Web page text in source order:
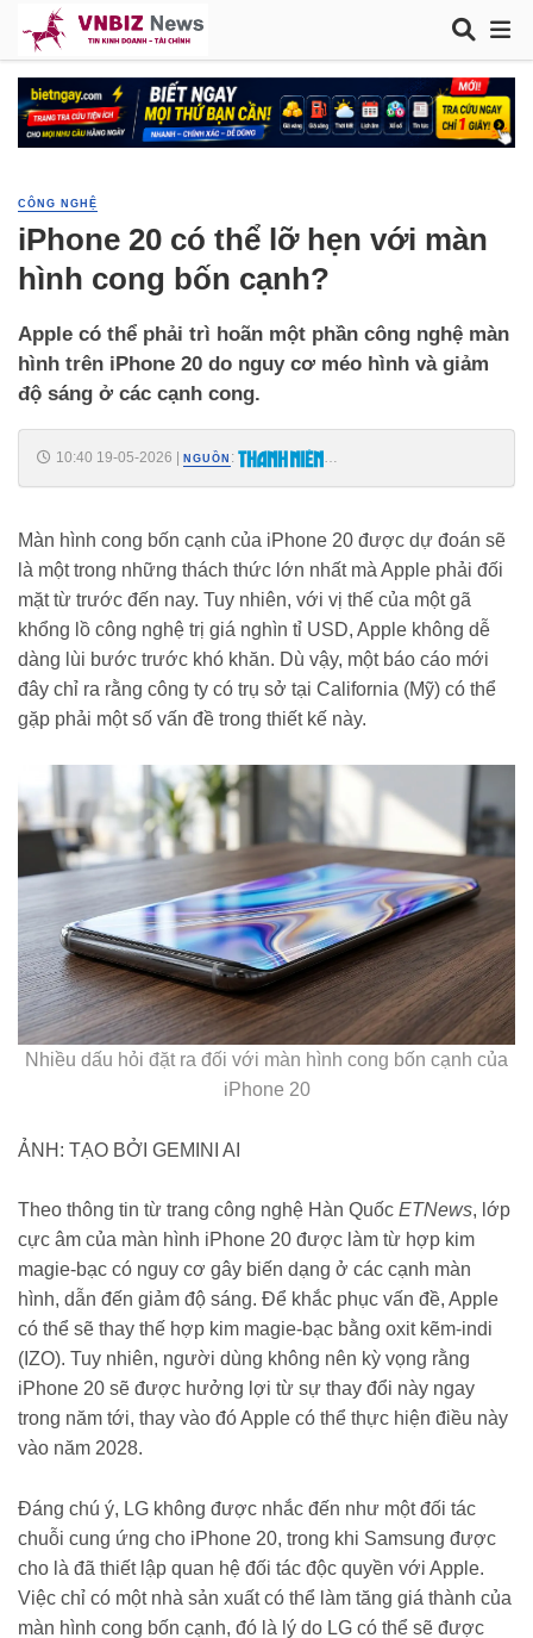
CÔNG NGHỆ
iPhone 20 có thể lỡ hẹn với màn
hình cong bốn cạnh?
Apple có thể phải trì hoãn một phần công nghệ màn
hình trên iPhone 20 do nguy cơ méo hình và giảm
độ sáng ở các cạnh cong.
10:40 19-05-2026 NGUỒN :
Màn hình cong bốn cạnh của iPhone 20 được dự đoán sẽ
là một trong những thách thức lớn nhất mà Apple phải đối
mặt từ trước đến nay. Tuy nhiên, với vị thế của một gã
khổng lồ công nghệ trị giá nghìn tỉ USD, Apple không dễ
dàng lùi bước trước khó khăn. Dù vậy, một báo cáo mới
đây chỉ ra rằng công ty có trụ sở tại California (Mỹ) có thể
gặp phải một số vấn đề trong thiết kế này.
Nhiều dấu hỏi đặt ra đối với màn hình cong bốn cạnh của
iPhone 20
ẢNH: TẠO BỞI GEMINI AI
Theo thông tin từ trang công nghệ Hàn Quốc ETNews, lớp
cực âm của màn hình iPhone 20 được làm từ hợp kim
magie-bạc có nguy cơ gây biến dạng ở các cạnh màn
hình, dẫn đến giảm độ sáng. Để khắc phục vấn đề, Apple
có thể sẽ thay thế hợp kim magie-bạc bằng oxit kẽm-indi
(IZO). Tuy nhiên, người dùng không nên kỳ vọng rằng
iPhone 20 sẽ được hưởng lợi từ sự thay đổi này ngay
trong năm tới, thay vào đó Apple có thể thực hiện điều này
vào năm 2028.
Đáng chú ý, LG không được nhắc đến như một đối tác
chuỗi cung ứng cho iPhone 20, trong khi Samsung được
cho là đã thiết lập quan hệ đối tác độc quyền với Apple.
Việc chỉ có một nhà sản xuất có thể làm tăng giá thành của
màn hình cong bốn cạnh, đó là lý do LG có thể sẽ được